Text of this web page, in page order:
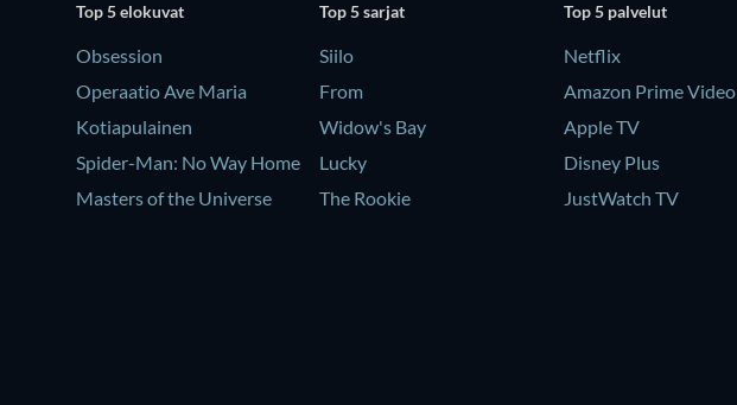
Top 5 elokuvat
Obsession
Operaatio Ave Maria
Kotiapulainen
Spider-Man: No Way Home
Masters of the Universe
Top 5 sarjat
Siilo
From
Widow's Bay
Lucky
The Rookie
Top 5 palvelut
Netflix
Amazon Prime Video
Apple TV
Disney Plus
JustWatch TV